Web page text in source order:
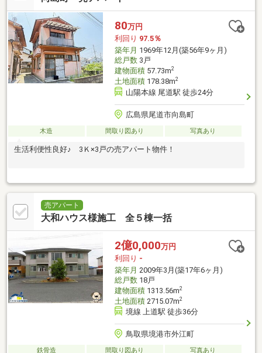
80万円
利回り 97.5％
築年月 1969年12月(築56年9ヶ月)
総戸数3戸
建物面積57.73m2
土地面積178.38m2
山陽本線 尾道駅 徒歩24分
広島県尾道市向島町
木造 間取り図あり 写真あり
生活利便性良好♪ 3Ｋ×3戸の売アパート物件！
売アパート
大和ハウス様施工 全５棟一括
2億0,000万円
利回り -
築年月 2009年3月(築17年6ヶ月)
総戸数18戸
建物面積1313.56m2
土地面積2715.07m2
境線 上道駅 徒歩36分
鳥取県境港市外江町
鉄骨造 間取り図あり 写真あり